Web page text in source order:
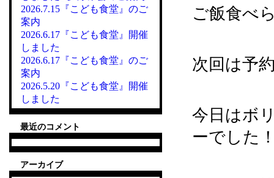
ご飯食べ
次回は予
今日はボ
ーでした
2026.7.15『こども食堂』のご
案内
2026.6.17『こども食堂』開催
しました
2026.6.17『こども食堂』のご
案内
2026.5.20『こども食堂』開催
しました
最近のコメント
アーカイブ